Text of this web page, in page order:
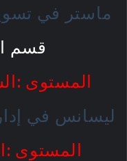
ماستر في
قسم
المستوى
ليسانس في
المستوى